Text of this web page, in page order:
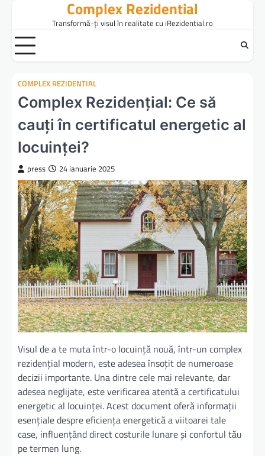
content
Complex Rezidential
Transformă-ți visul în realitate cu iRezidential.ro
COMPLEX REZIDENTIAL
Complex Rezidențial: Ce să
cauți în certificatul energetic al
locuinței?
press 24 ianuarie 2025
Visul de a te muta într-o locuință nouă, într-un complex
rezidențial modern, este adesea însoțit de numeroase
decizii importante. Una dintre cele mai relevante, dar
adesea neglijate, este verificarea atentă a certificatului
energetic al locuinței. Acest document oferă informații
esențiale despre eficiența energetică a viitoarei tale
case, influențând direct costurile lunare și confortul tău
pe termen lung.